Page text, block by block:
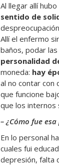
Al llegar allí
sentido de
Allí el enfermo
baños, podar
personalidad
moneda: hay
al no contar con
que funcione
que los internos
– ¿Cómo fue
En lo personal
cuales fui
depresión, falta